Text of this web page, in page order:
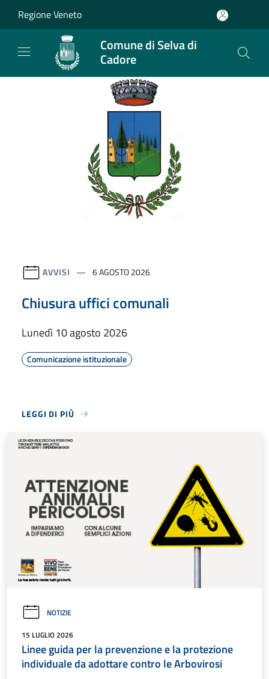
Regione Veneto
Comune di Selva di
Cadore
AVVISI 6 AGOSTO 2026
Chiusura uffici comunali
Lunedì 10 agosto 2026
Comunicazione istituzionale
LEGGI DI PIÙ
NOTIZIE
15 LUGLIO 2026
Linee guida per la prevenzione e la protezione
individuale da adottare contro le Arbovirosi